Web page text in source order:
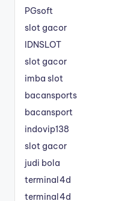
PGsoft
slot gacor
IDNSLOT
slot gacor
imba slot
bacansports
bacansport
indovip138
slot gacor
judi bola
terminal4d
terminal4d